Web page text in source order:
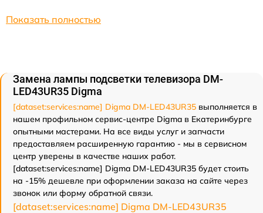
Показать полностью
Замена лампы подсветки телевизора DM-
LED43UR35 Digma
[dataset:services:name] Digma DM-LED43UR35 выполняется в
нашем профильном сервис-центре Digma в Екатеринбурге
опытными мастерами. На все виды услуг и запчасти
предоставляем расширенную гарантию - мы в сервисном
центр уверены в качестве наших работ.
[dataset:services:name] Digma DM-LED43UR35 будет стоить
на -15% дешевле при оформлении заказа на сайте через
звонок или форму обратной связи.
[dataset:services:name] Digma DM-LED43UR35